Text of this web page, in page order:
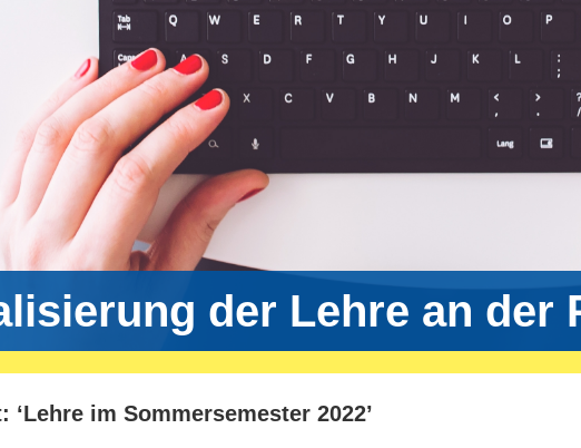
der Lehre an der
‘Lehre im Sommersemester 2022’